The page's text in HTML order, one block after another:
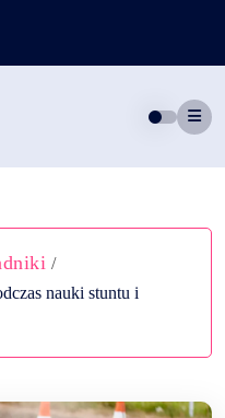
/
nauki stuntu i